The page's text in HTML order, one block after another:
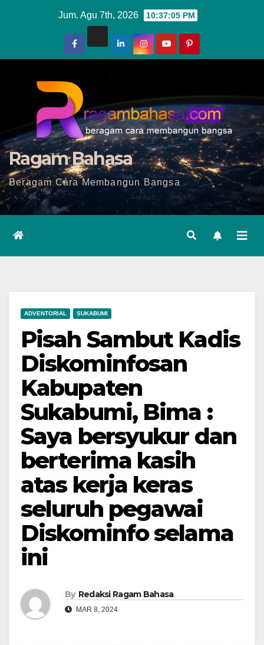
Jum. Agu 7th, 2026 10:37:07 PM
Ragam Bahasa
Beragam Cara Membangun Bangsa
ADVENTORIAL SUKABUMI
Pisah Sambut Kadis
Diskominfosan
Kabupaten
Sukabumi, Bima :
Saya bersyukur dan
berterima kasih
atas kerja keras
seluruh pegawai
Diskominfo selama
ini
By Redaksi Ragam Bahasa
MAR 8, 2024